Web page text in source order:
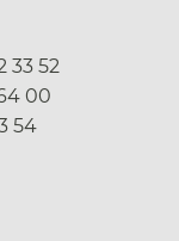
33 52
00
54